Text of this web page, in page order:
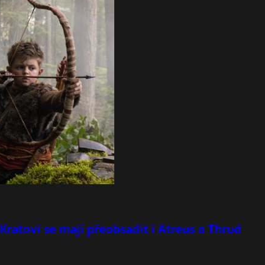
se mají přeobsadit i Atreus a Thrud